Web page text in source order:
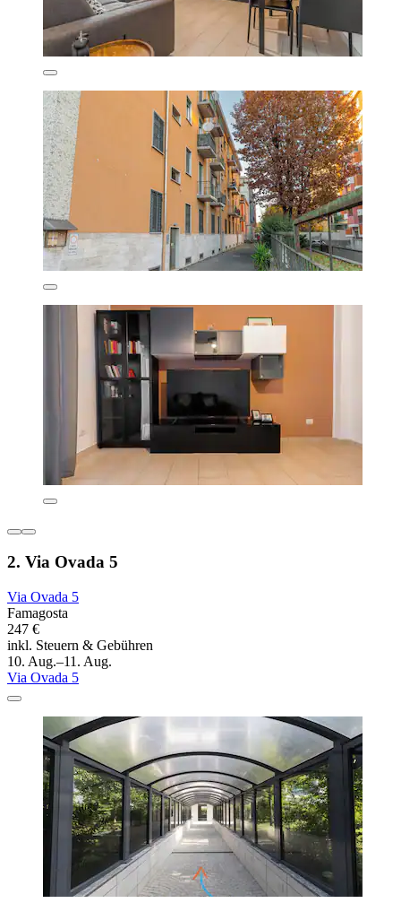
2. Via Ovada 5
Via Ovada 5
Famagosta
247 €
inkl. Steuern & Gebühren
10. Aug.–11. Aug.
Via Ovada 5